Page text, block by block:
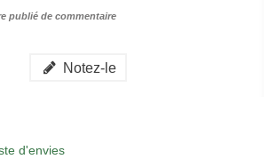
publié de commentaire
Notez-le
d'envies